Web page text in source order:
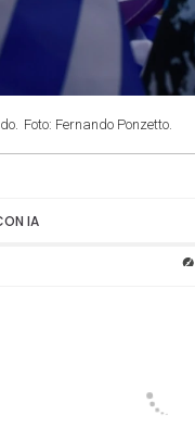
Foto: Fernando Ponzetto.
IA